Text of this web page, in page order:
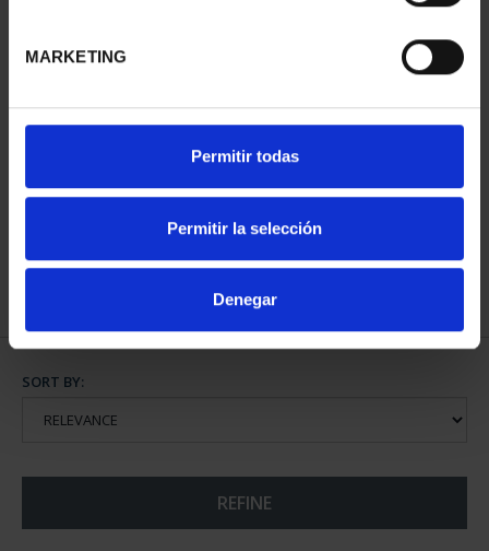
MARKETING
Permitir todas
Permitir la selección
Denegar
NATIONAL HERITAGE I -
€73.00
SPANISH CAPITALS -
€3,796.00
SORT BY:
REFINE